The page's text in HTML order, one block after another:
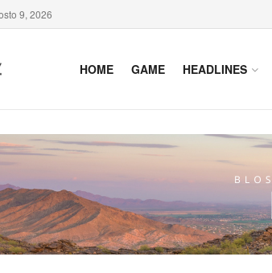
9, 2026
HOME GAME HEADLINES